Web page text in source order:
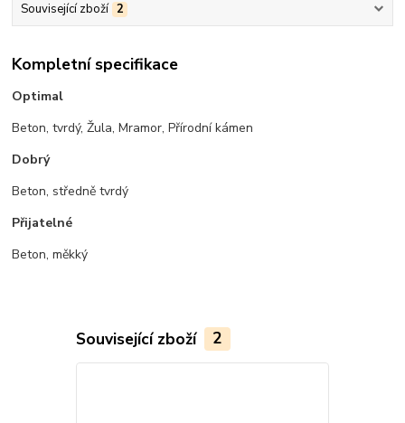
Související zboží 2
Kompletní specifikace
Optimal
Beton, tvrdý, Žula, Mramor, Přírodní kámen
Dobrý
Beton, středně tvrdý
Přijatelné
Beton, měkký
Související zboží 2